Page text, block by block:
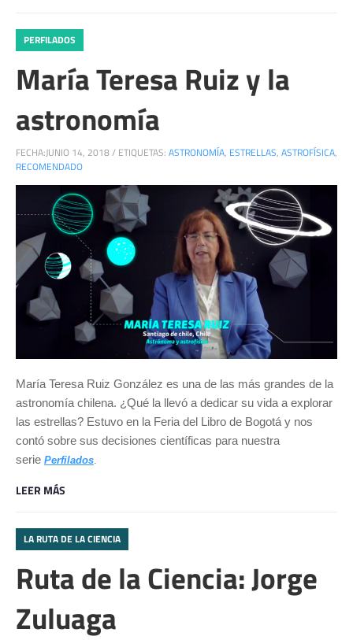
PERFILADOS
María Teresa Ruiz y la
astronomía
FECHA:JUNIO 14, 2018/ ETIQUETAS: ASTRONOMÍA, ESTRELLAS, ASTROFÍSICA,
RECOMENDADO
María Teresa Ruiz González es una de las más grandes de la
astronomía chilena. ¿Qué la llevó a dedicar su vida a explorar
las estrellas? Estuvo en la Feria del Libro de Bogotá y nos
contó sobre sus decisiones científicas para nuestra
serie Perfilados
LEER MÁS
LA RUTA DE LA CIENCIA
Ruta de la Ciencia: Jorge
Zuluaga